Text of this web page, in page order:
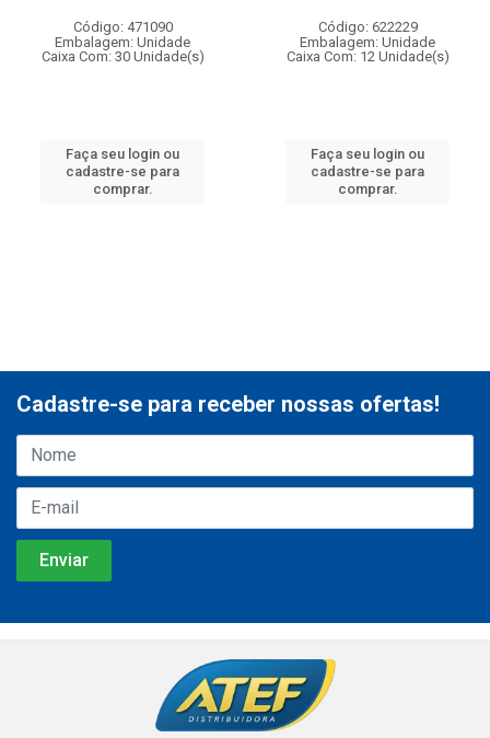
Código: 471090
Embalagem: Unidade
Caixa Com: 30 Unidade(s)
Faça seu login ou
cadastre-se para
comprar.
Código: 622229
Embalagem: Unidade
Caixa Com: 12 Unidade(s)
Faça seu login ou
cadastre-se para
comprar.
Cadastre-se para receber nossas ofertas!